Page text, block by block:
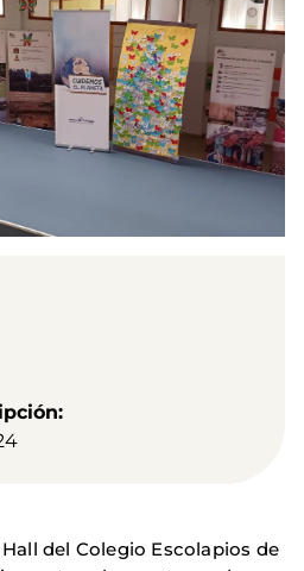
del Colegio Escolapios de